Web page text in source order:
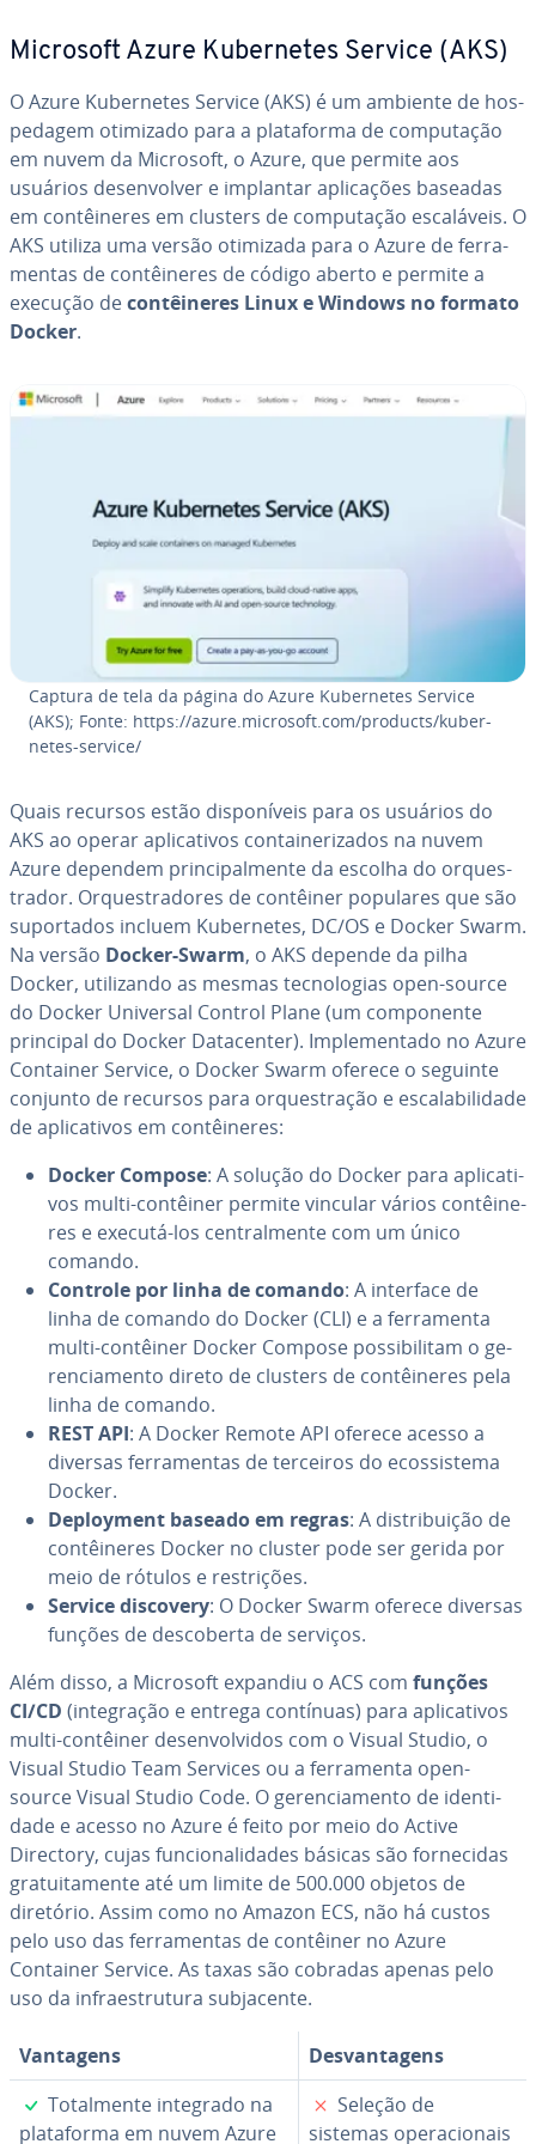
Microsoft Azure Ku­ber­ne­tes Service (AKS)
O Azure Ku­ber­ne­tes Service (AKS) é um ambiente de hos­
pe­da­gem otimizado para a pla­ta­forma de com­pu­ta­ção
em nuvem da Microsoft, o Azure, que permite aos
usuários de­sen­vol­ver e implantar apli­ca­ções baseadas
em con­têi­ne­res em clusters de com­pu­ta­ção es­ca­lá­veis. O
AKS utiliza uma versão otimizada para o Azure de fer­ra­
men­tas de con­têi­ne­res de código aberto e permite a
execução decon­têi­ne­res Linux e Windows no formato
Docker.
Captura de tela da página do Azure Ku­ber­ne­tes Service
(AKS); Fonte: https://azure.microsoft.com/products/ku­ber­
ne­tes-service/
Quais recursos estão dis­po­ní­veis para os usuários do
AKS ao operar apli­ca­ti­vos con­tai­ne­ri­za­dos na nuvem
Azure dependem prin­ci­pal­mente da escolha do or­ques­
tra­dor. Or­ques­tra­do­res de contêiner populares que são
su­por­ta­dos incluem Ku­ber­ne­tes, DC/OS e Docker Swarm.
Na versão Docker-Swarm, o AKS depende da pilha
Docker, uti­li­zando as mesmas tec­no­lo­gias open-source
do Docker Universal Control Plane (um com­po­nente
principal do Docker Da­ta­cen­ter). Im­ple­men­tado no Azure
Container Service, o Docker Swarm oferece o seguinte
conjunto de recursos para or­ques­tra­ção e es­ca­la­bi­li­dade
de apli­ca­ti­vos em con­têi­ne­res:
Docker Compose: A solução do Docker para apli­ca­ti­
vos multi-contêiner permite vincular vários con­têi­ne­
res e executá-los cen­tral­mente com um único
comando.
Controle por linha de comando: A interface de
linha de comando do Docker (CLI) e a fer­ra­menta
multi-contêiner Docker Compose pos­si­bi­li­tam o ge­
ren­ci­a­mento direto de clusters de con­têi­ne­res pela
linha de comando.
REST API: A Docker Remote API oferece acesso a
diversas fer­ra­men­tas de terceiros do ecos­sis­tema
Docker.
De­ploy­ment baseado em regras: A dis­tri­bui­ção de
con­têi­ne­res Docker no cluster pode ser gerida por
meio de rótulos e res­tri­ções.
Service discovery: O Docker Swarm oferece diversas
funções de des­co­berta de serviços.
Além disso, a Microsoft expandiu o ACS com funções
CI/CD (in­te­gra­ção e entrega contínuas) para apli­ca­ti­vos
multi-contêiner de­sen­vol­vi­dos com o Visual Studio, o
Visual Studio Team Services ou a fer­ra­menta open-
source Visual Studio Code. O ge­ren­ci­a­mento de iden­ti­
dade e acesso no Azure é feito por meio do Active
Directory, cujas fun­ci­o­na­li­da­des básicas são for­ne­ci­das
gra­tui­ta­mente até um limite de 500.000 objetos de
diretório. Assim como no Amazon ECS, não há custos
pelo uso das fer­ra­men­tas de contêiner no Azure
Container Service. As taxas são cobradas apenas pelo
uso da in­fra­es­tru­tura sub­ja­cente.
Vantagens
Des­van­ta­gens
✓
To­tal­mente integrado na
pla­ta­forma em nuvem Azure
✗
Seleção de
sistemas ope­ra­ci­o­nais